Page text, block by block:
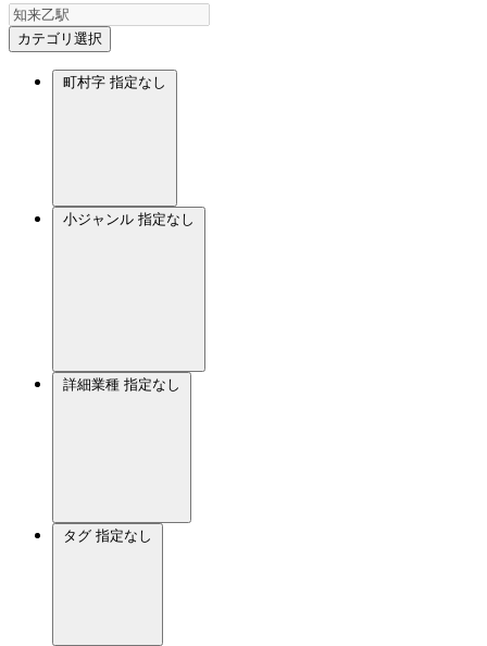
カテゴリ選択
町村字 指定なし
小ジャンル 指定なし
詳細業種 指定なし
タグ 指定なし